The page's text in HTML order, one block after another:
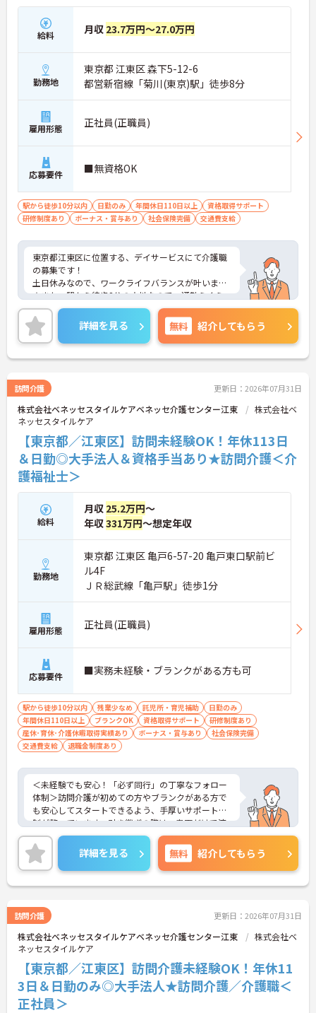
給料 月収 23.7万円～27.0万円
勤務地
東京都 江東区 森下5-12-6
都営新宿線「菊川(東京)駅」徒歩8分
雇用形態 正社員(正職員)
応募要件 ■無資格OK
駅から徒歩10分以内 日勤のみ 年間休日110日以上
資格取得サポート
研修制度あり
ボーナス・賞与あり 社会保険完備 交通費支給
東京都江東区に位置する、デイサービスにて介護職
の募集です！
土日休みなので、ワークライフバランスが叶います
☆また、駅から徒歩8分の立地なので、通勤らくら
くです♪
ご興味のある方には、面接対策ポイントなど、さら
に詳細をお話しいたしますのでお気軽にご相談くだ
さい！
詳細を見る 無料 紹介してもらう
訪問介護 更新日：2026年07月31日
株式会社ベネッセスタイルケアベネッセ介護センター江東
株式会社ベ
ネッセスタイルケア
【東京都／江東区】訪問未経験OK！年休113日
＆日勤◎大手法人＆資格手当あり★訪問介護＜介
護福祉士＞
給料
月収 25.2万円～
年収331万円～想定年収
勤務地
東京都 江東区 亀戸6-57-20 亀戸東口駅前ビ
ル4F
ＪＲ総武線「亀戸駅」徒歩1分
雇用形態 正社員(正職員)
応募要件 ■実務未経験・ブランクがある方も可
駅から徒歩10分以内 残業少なめ 託児所・育児補助
日勤のみ
年間休日110日以上
ブランクOK 資格取得サポート
研修制度あり
産休･育休･介護休暇取得実績あり
ボーナス・賞与あり
社会保険完備
交通費支給
退職金制度あり
＜未経験でも安心！「必ず同行」の丁寧なフォロー
体制＞訪問介護が初めての方やブランクがある方で
も安心してスタートできるよう、手厚いサポート体
制が整っています。引き継ぎの際は、書面だけで済
ませることはなく、必ず先輩スタッフが同行して丁
寧に指導を行います。 ご利用者様の住み慣れたご自
宅で、1対1でじっくりと向き合うケアができるた
め、「もっと丁寧に、親切に介護をしたい」という
想いをお持ちの方にぴったりの環境です。
ミ」の割引や保育手当など、ベネッセグループなら
ではの家族向け福利厚生が非常に充実しています。
産前産後・育児休暇の取得実績や復帰支援はもちろ
ん、お子様の看護休暇や、ご家族の介護休暇・短縮
勤務制度なども整備されています。ライフステージ
が変わっても、制度を活用しながら長く働き続けら
れる、スタッフに優しい職場です。
詳細を見る 無料 紹介してもらう
訪問介護 更新日：2026年07月31日
株式会社ベネッセスタイルケアベネッセ介護センター江東
株式会社ベ
ネッセスタイルケア
【東京都／江東区】訪問介護未経験OK！年休11
3日＆日勤のみ◎大手法人★訪問介護／介護職＜
正社員＞